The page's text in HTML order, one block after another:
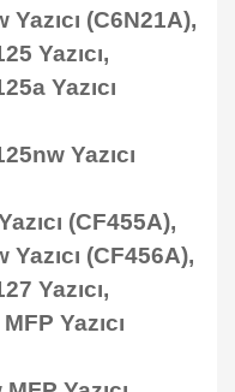
(C6N21A),
Yazıcı,
Yazıcı
Yazıcı
(CF455A),
(CF456A),
Yazıcı,
Yazıcı